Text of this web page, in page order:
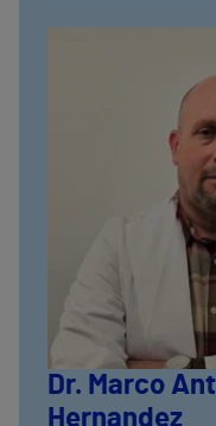
Dr. Marco
Hernandez